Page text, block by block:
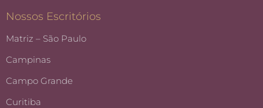
Nossos Escritórios
Matriz – São Paulo
Campinas
Campo Grande
Curitiba